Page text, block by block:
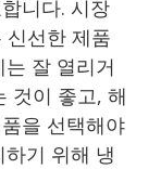
니다. 시장
신선한 제품
잘 열리거
것이 좋고, 해
을 선택해야
기 위해 냉